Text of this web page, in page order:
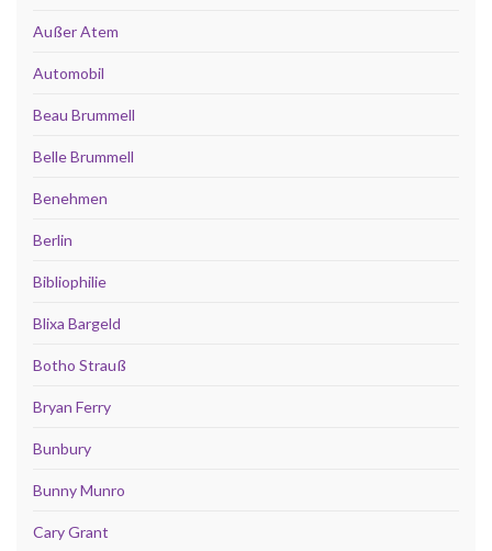
Außer Atem
Automobil
Beau Brummell
Belle Brummell
Benehmen
Berlin
Bibliophilie
Blixa Bargeld
Botho Strauß
Bryan Ferry
Bunbury
Bunny Munro
Cary Grant